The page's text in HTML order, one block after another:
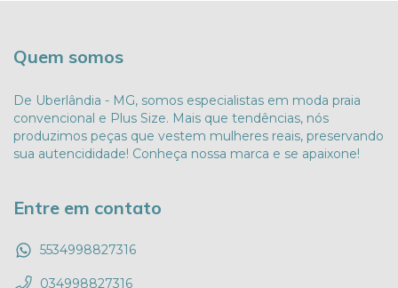
Quem somos
De Uberlândia - MG, somos especialistas em moda praia
convencional e Plus Size. Mais que tendências, nós
produzimos peças que vestem mulheres reais, preservando
sua autencididade! Conheça nossa marca e se apaixone!
Entre em contato
5534998827316
034998827316